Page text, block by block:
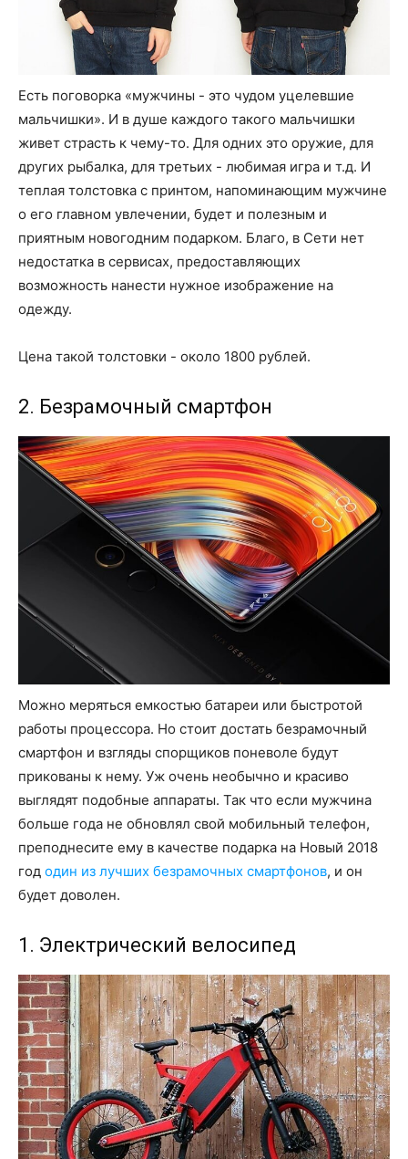
Есть поговорка «мужчины - это чудом уцелевшие
мальчишки». И в душе каждого такого мальчишки
живет страсть к чему-то. Для одних это оружие, для
других рыбалка, для третьих - любимая игра и т.д. И
теплая толстовка с принтом, напоминающим мужчине
о его главном увлечении, будет и полезным и
приятным новогодним подарком. Благо, в Сети нет
недостатка в сервисах, предоставляющих
возможность нанести нужное изображение на
одежду.
Цена такой толстовки - около 1800 рублей.
2. Безрамочный смартфон
Можно меряться емкостью батареи или быстротой
работы процессора. Но стоит достать безрамочный
смартфон и взгляды спорщиков поневоле будут
прикованы к нему. Уж очень необычно и красиво
выглядят подобные аппараты. Так что если мужчина
больше года не обновлял свой мобильный телефон,
преподнесите ему в качестве подарка на Новый 2018
год один из лучших безрамочных смартфонов, и он
будет доволен.
1. Электрический велосипед